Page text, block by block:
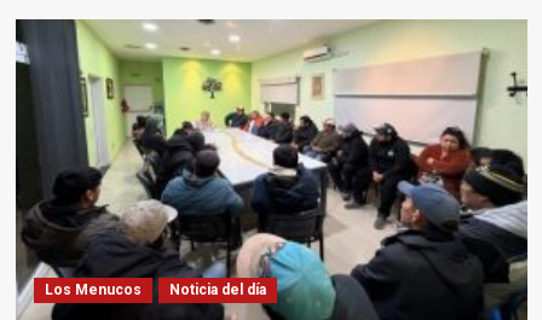
Los Menucos Noticia del día